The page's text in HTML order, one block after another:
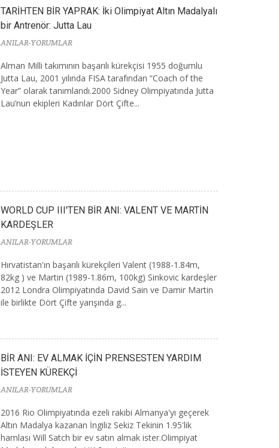
TARİHTEN BİR YAPRAK: İki Olimpiyat Altın Madalyalı
bir Antrenör: Jutta Lau
ANILAR-YORUMLAR
Alman Milli takımının başarılı kürekçisi 1955 doğumlu
Jutta Lau, 2001 yılında FISA tarafından “Coach of the
Year” olarak tanımlandı.2000 Sidney Olimpiyatında Jutta
Lau’nun ekipleri Kadınlar Dört Çifte...
WORLD CUP III'TEN BİR ANI: VALENT VE MARTİN
KARDEŞLER
ANILAR-YORUMLAR
Hırvatistan'ın başarılı kürekçileri Valent (1988-1.84m,
82kg ) ve Martin (1989-1.86m, 100kg) Sinkovic kardeşler
2012 Londra Olimpiyatında David Sain ve Damir Martin
ile birlikte Dört Çifte yarışında g...
BİR ANI: EV ALMAK İÇİN PRENSESTEN YARDIM
İSTEYEN KÜREKÇİ
ANILAR-YORUMLAR
2016 Rio Olimpiyatında ezeli rakibi Almanya'yı geçerek
Altın Madalya kazanan İngiliz Sekiz Tekinin 1.95'lik
hamlası Will Satch bir ev satın almak ister.Olimpiyat